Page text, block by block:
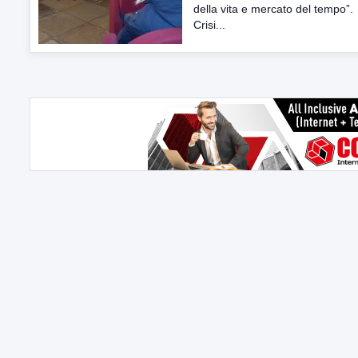
della vita e mercato del
Crisi...